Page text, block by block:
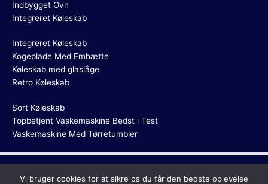
Indbygget Ovn
Integreret Køleskab
Integreret Køleskab
Kogeplade Med Emhætte
Køleskab med glaslåge
Retro Køleskab
Sort Køleskab
Topbetjent Vaskemaskine Bedst i Test
Vaskemaskine Med Tørretumbler
Maaltidskassen.com
Vi bruger cookies for at sikre os du får den bedste oplevelse